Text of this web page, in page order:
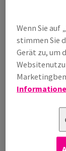
Wenn Sie auf
stimmen Sie
Gerät zu, um